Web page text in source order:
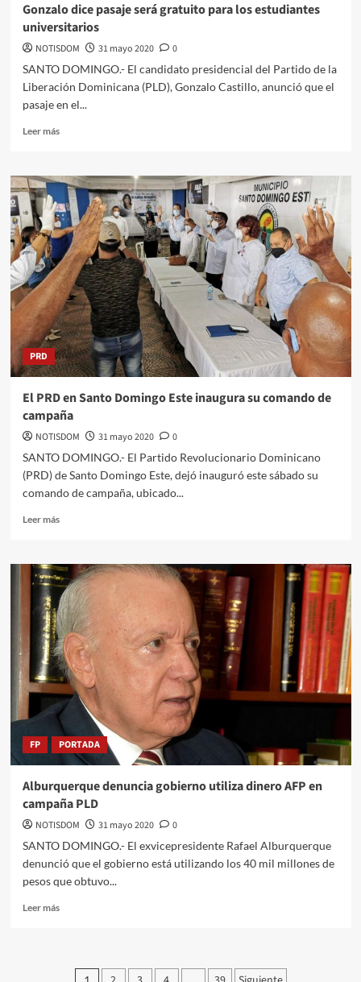
Gonzalo dice pasaje será gratuito para los estudiantes
universitarios
NOTISDOM 31 mayo 2020
0
SANTO DOMINGO.- El candidato presidencial del Partido de la
Liberación Dominicana (PLD), Gonzalo Castillo, anunció que el
pasaje en el...
Leer más
PRD
El PRD en Santo Domingo Este inaugura su comando de
campaña
NOTISDOM 31 mayo 2020
0
SANTO DOMINGO.- El Partido Revolucionario Dominicano
(PRD) de Santo Domingo Este, dejó inauguró este sábado su
comando de campaña, ubicado...
Leer más
FP PORTADA
Alburquerque denuncia gobierno utiliza dinero AFP en
campaña PLD
NOTISDOM 31 mayo 2020
0
SANTO DOMINGO.- El exvicepresidente Rafael Alburquerque
denunció que el gobierno está utilizando los 40 mil millones de
pesos que obtuvo...
Leer más